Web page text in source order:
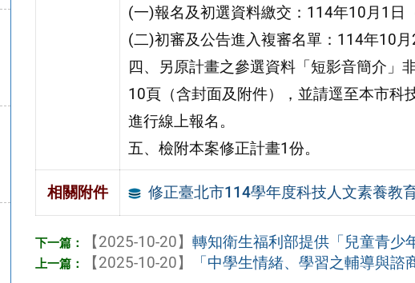
(一)報名及初選資料繳交：114年10月1日
(二)初審及公告進入複審名單：114年10月
四、另原計畫之參選資料「短影音簡介」
10頁（含封面及附件），並請逕至本市
進行線上報名。
五、檢附本案修正計畫1份。
相關附件 修正臺北市114學年度科技人文素養教
【2025-10-20】轉知衛生福利部提供「兒童青少
【2025-10-20】
「中學生情緒、學習之輔導與